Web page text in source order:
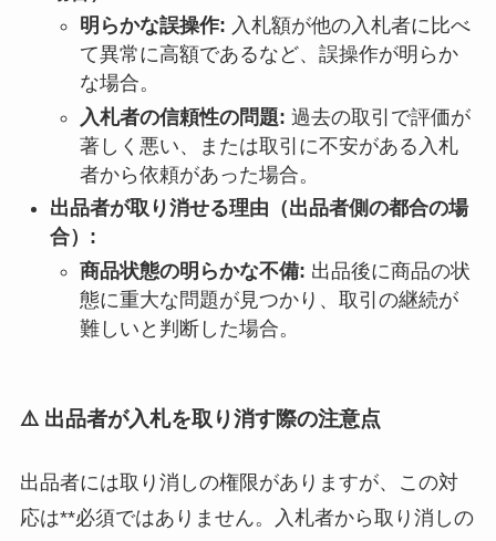
明らかな誤操作: 入札額が他の入札者に比べ
て異常に高額であるなど、誤操作が明らか
な場合。
入札者の信頼性の問題: 過去の取引で評価が
著しく悪い、または取引に不安がある入札
者から依頼があった場合。
出品者が取り消せる理由（出品者側の都合の場
合）:
商品状態の明らかな不備: 出品後に商品の状
態に重大な問題が見つかり、取引の継続が
難しいと判断した場合。
⚠️ 出品者が入札を取り消す際の注意点
出品者には取り消しの権限がありますが、この対
応は**必須ではありません。入札者から取り消しの